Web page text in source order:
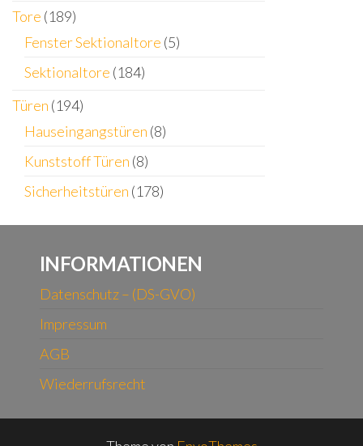
Tore (189)
Fenster Sektionaltore (5)
Sektionaltore (184)
Türen (194)
Hauseingangstüren (8)
Kunststoff Türen (8)
Sicherheitstüren (178)
INFORMATIONEN
Datenschutz – (DS-GVO)
Impressum
AGB
Wiederrufsrecht